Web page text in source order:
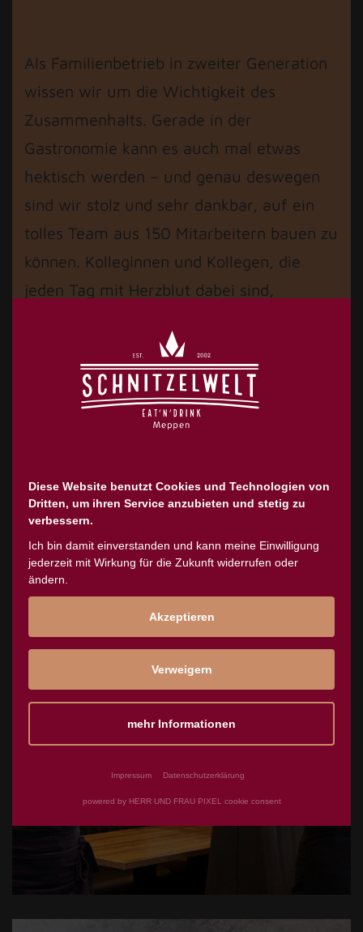
Als Familienbetrieb in zweiter Generation
wissen wir um die Wichtigkeit des
Zusammenhalts. Gerade in der
Gastronomie kann es auch mal etwas
hektisch werden – und genau deswegen
sind wir stolz und sehr dankbar, auf ein
tolles Team aus 150 Mitarbeitern bauen zu
können. Kolleginnen und Kollegen, die
jeden Tag mit Herzblut dabei sind,
EIN TOLLES TEAM.
Diese Website benutzt Cookies und Technologien von
Dritten, um ihren Service anzubieten und stetig zu
verbessern.
Ich bin damit einverstanden und kann meine Einwilligung
jederzeit mit Wirkung für die Zukunft widerrufen oder
ändern.
Akzeptieren
Verweigern
mehr Informationen
Impressum Datenschutzerklärung
powered by HERR UND FRAU PIXEL cookie consent